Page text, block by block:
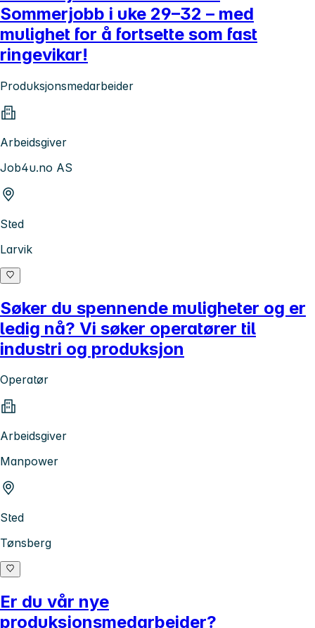
Sommerjobb i uke 29–32 – med
mulighet for å fortsette som fast
ringevikar!
Produksjonsmedarbeider
Arbeidsgiver
Job4u.no AS
Sted
Larvik
Søker du spennende muligheter og er
ledig nå? Vi søker operatører til
industri og produksjon
Operatør
Arbeidsgiver
Manpower
Sted
Tønsberg
Er du vår nye
produksjonsmedarbeider?